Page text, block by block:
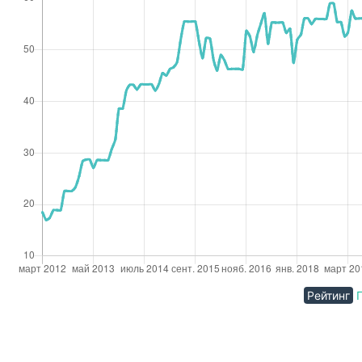
Рейтинг